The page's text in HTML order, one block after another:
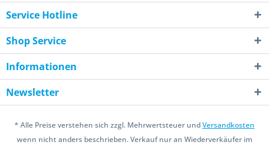
Service Hotline
Shop Service
Informationen
Newsletter
* Alle Preise verstehen sich zzgl. Mehrwertsteuer undVersandkosten
wenn nicht anders beschrieben. Verkauf nur an Wiederverkäufer im